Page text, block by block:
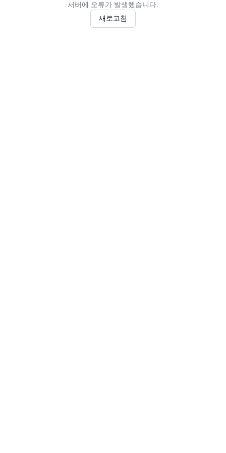
서버에 오류가 발생했습니다.
새로고침